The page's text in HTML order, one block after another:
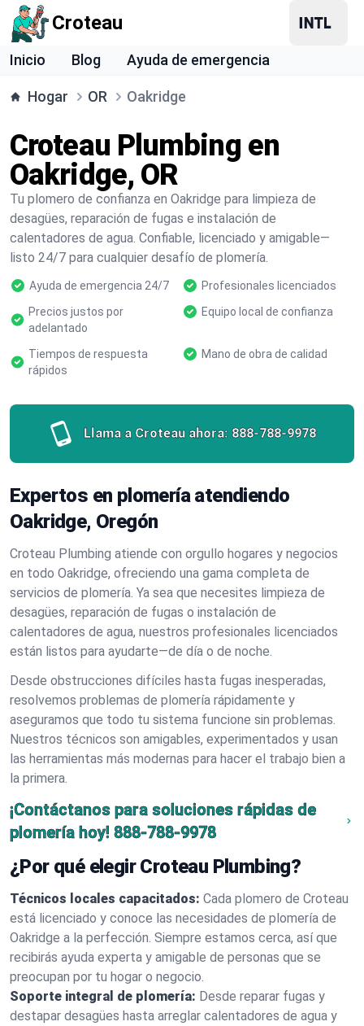
Croteau
Inicio Blog Ayuda de emergencia
Hogar OR Oakridge
Croteau Plumbing en
Oakridge, OR
Tu plomero de confianza en Oakridge para limpieza de
desagües, reparación de fugas e instalación de
calentadores de agua. Confiable, licenciado y amigable—
listo 24/7 para cualquier desafío de plomería.
Ayuda de emergencia 24/7
Profesionales licenciados
Precios justos por
adelantado
Equipo local de confianza
Tiempos de respuesta
rápidos
Mano de obra de calidad
Llama a Croteau ahora: 888-788-9978
Expertos en plomería atendiendo
Oakridge, Oregón
Croteau Plumbing atiende con orgullo hogares y negocios
en todo Oakridge, ofreciendo una gama completa de
servicios de plomería. Ya sea que necesites limpieza de
desagües, reparación de fugas o instalación de
calentadores de agua, nuestros profesionales licenciados
están listos para ayudarte—de día o de noche.
Desde obstrucciones difíciles hasta fugas inesperadas,
resolvemos problemas de plomería rápidamente y
aseguramos que todo tu sistema funcione sin problemas.
Nuestros técnicos son amigables, experimentados y usan
las herramientas más modernas para hacer el trabajo bien a
la primera.
¡Contáctanos para soluciones rápidas de
plomería hoy! 888-788-9978
¿Por qué elegir Croteau Plumbing?
Técnicos locales capacitados: Cada plomero de Croteau
está licenciado y conoce las necesidades de plomería de
Oakridge a la perfección. Siempre estamos cerca, así que
recibirás ayuda experta y amigable de personas que se
preocupan por tu hogar o negocio.
Soporte integral de plomería: Desde reparar fugas y
destapar desagües hasta arreglar calentadores de agua y